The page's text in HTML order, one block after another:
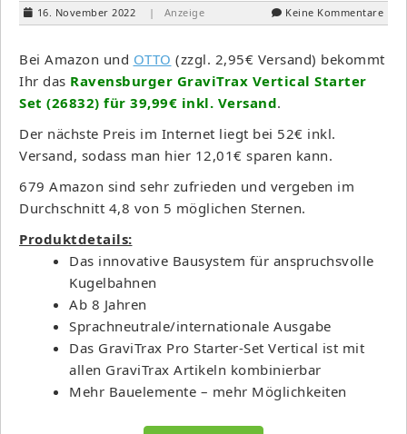
16. November 2022 | Anzeige Keine Kommentare
Bei Amazon und OTTO (zzgl. 2,95€ Versand) bekommt
Ihr das Ravensburger GraviTrax Vertical Starter
Set (26832) für 39,99€ inkl. Versand.
Der nächste Preis im Internet liegt bei 52€ inkl.
Versand, sodass man hier 12,01€ sparen kann.
679 Amazon sind sehr zufrieden und vergeben im
Durchschnitt 4,8 von 5 möglichen Sternen.
Produktdetails:
Das innovative Bausystem für anspruchsvolle
Kugelbahnen
Ab 8 Jahren
Sprachneutrale/internationale Ausgabe
Das GraviTrax Pro Starter-Set Vertical ist mit
allen GraviTrax Artikeln kombinierbar
Mehr Bauelemente – mehr Möglichkeiten